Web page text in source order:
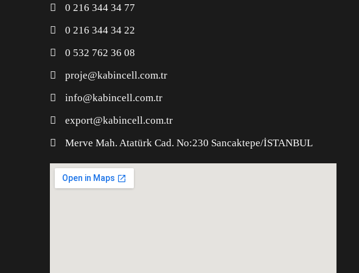
0 216 344 34 77
0 216 344 34 22
0 532 762 36 08
proje@kabincell.com.tr
info@kabincell.com.tr
export@kabincell.com.tr
Merve Mah. Atatürk Cad. No:230 Sancaktepe/İSTANBUL